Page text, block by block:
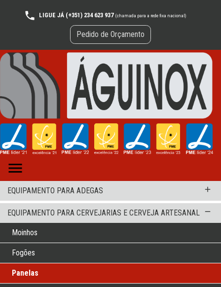
LIGUE JÁ (+351) 234 623 937 (chamada para a rede fixa nacional)
Pedido de Orçamento

EQUIPAMENTO PARA ADEGAS add
EQUIPAMENTO PARA CERVEJARIAS E CERVEJA ARTESANAL remove
Moinhos
Fogões
Panelas